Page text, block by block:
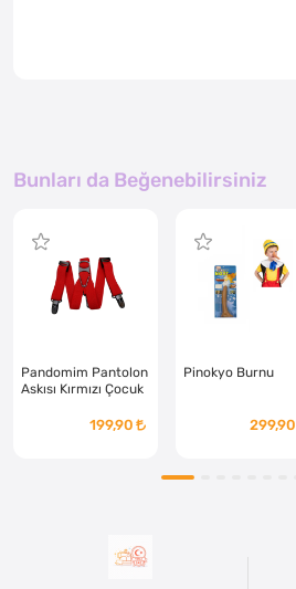
Bunları da Beğenebilirsiniz
Pandomim Pantolon
Askısı Kırmızı Çocuk
199,90
Pinokyo Burnu
299,90